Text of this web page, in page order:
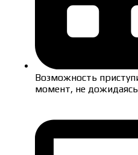
Возможность
момент, не